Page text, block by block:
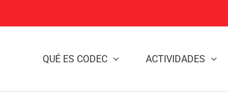
QUÉ ES CODEC ACTIVIDADES